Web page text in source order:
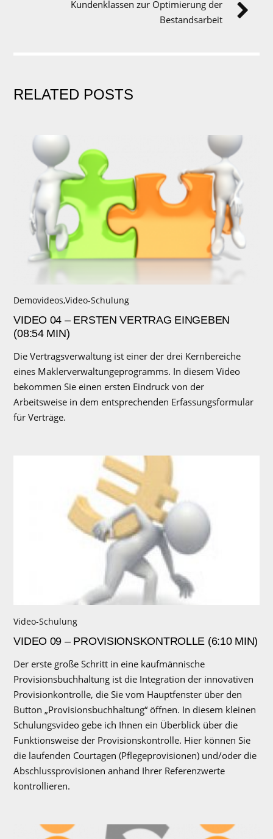
Kundenklassen zur Optimierung der
Bestandsarbeit
RELATED POSTS
Demovideos,Video-Schulung
VIDEO 04 – ERSTEN VERTRAG EINGEBEN
(08:54 MIN)
Die Vertragsverwaltung ist einer der drei Kernbereiche
eines Maklerverwaltungeprogramms. In diesem Video
bekommen Sie einen ersten Eindruck von der
Arbeitsweise in dem entsprechenden Erfassungsformular
für Verträge.
Video-Schulung
VIDEO 09 – PROVISIONSKONTROLLE (6:10 MIN)
Der erste große Schritt in eine kaufmännische
Provisionsbuchhaltung ist die Integration der innovativen
Provisionkontrolle, die Sie vom Hauptfenster über den
Button „Provisionsbuchhaltung“ öffnen. In diesem kleinen
Schulungsvideo gebe ich Ihnen ein Überblick über die
Funktionsweise der Provisionskontrolle. Hier können Sie
die laufenden Courtagen (Pflegeprovisionen) und/oder die
Abschlussprovisionen anhand Ihrer Referenzwerte
kontrollieren.